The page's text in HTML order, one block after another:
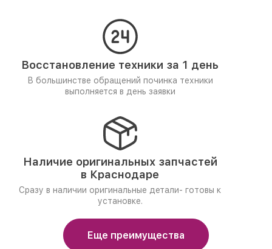
Восстановление техники за 1 день
В большинстве обращений починка техники
выполняется в день заявки
Наличие оригинальных запчастей
в Краснодаре
Сразу в наличии оригинальные детали- готовы к
установке.
Еще преимущества